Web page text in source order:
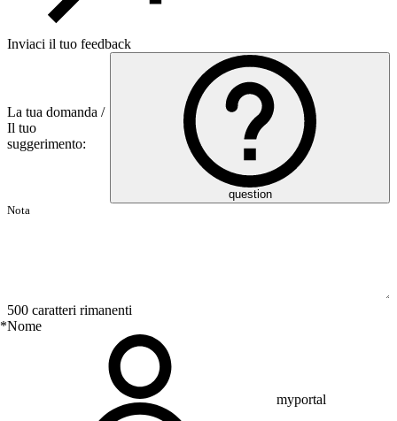
Inviaci il tuo feedback
La tua domanda /
Il tuo
suggerimento:
question
500 caratteri rimanenti
*Nome
myportal